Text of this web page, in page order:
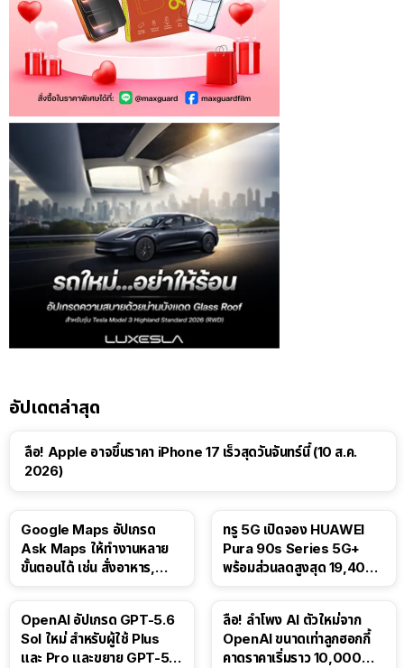
อัปเดตล่าสุด
ลือ! Apple อาจขึ้นราคา iPhone 17 เร็วสุดวันจันทร์นี้ (10 ส.ค.
2026)
Google Maps อัปเกรด
Ask Maps ให้ทำงานหลาย
ขั้นตอนได้ เช่น สั่งอาหาร,
ทรู 5G เปิดจอง HUAWEI
Pura 90s Series 5G+
พร้อมส่วนลดสูงสุด 19,400
OpenAI อัปเกรด GPT-5.6
Sol ใหม่ สำหรับผู้ใช้ Plus
และ Pro และขยาย GPT-5.6
ลือ! ลำโพง AI ตัวใหม่จาก
OpenAI ขนาดเท่าลูกฮอกกี้
คาดราคาเริ่มราว 10,000